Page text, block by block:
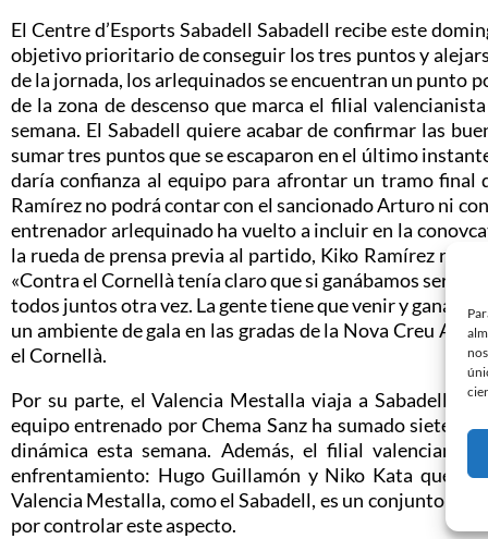
El Centre d’Esports Sabadell Sabadell recibe este
objetivo prioritario de conseguir los tres puntos y
de la jornada, los arlequinados se encuentran un punto
de la zona de descenso que marca el filial
semana. El Sabadell quiere acabar de confirmar las
sumar tres puntos que se escaparon en el último
daría confianza al equipo para afrontar un tramo final
Ramírez no podrá contar con el sancionado Arturo ni
entrenador arlequinado ha vuelto a incluir en la
la rueda de prensa previa al partido, Kiko Ramírez
«Contra el Cornellà tenía claro que si ganábamos sería
todos juntos otra vez. La gente tiene que venir y ganar
un ambiente de gala en las gradas de la Nova Creu
el Cornellà.
Por su parte, el Valencia Mestalla viaja a Sabadell
equipo entrenado por Chema Sanz ha sumado siete de
dinámica esta semana. Además, el filial
enfrentamiento: Hugo Guillamón y Niko Kata que
Valencia Mestalla, como el Sabadell, es un conjunto que
por controlar este aspecto.